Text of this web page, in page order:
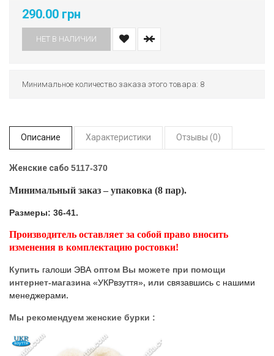
290.00 грн
НЕТ В НАЛИЧИИ
Минимальное количество заказа этого товара: 8
Описание Характеристики Отзывы (0)
Женские сабо 5117-370
Минимальный заказ – упаковка (8 пар).
Размеры: 36-41.
Производитель оставляет за собой право вносить
изменения в комплектацию ростовки!
Купить галоши ЭВА оптом Вы можете при помощи
интернет-магазина «УКРвзуття», или связавшись с нашими
менеджерами.
Мы рекомендуем женские бурки :